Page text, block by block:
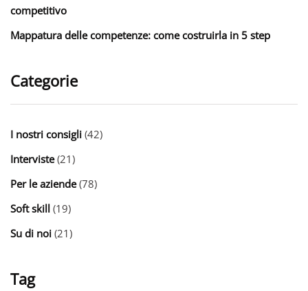
competitivo
Mappatura delle competenze: come costruirla in 5 step
Categorie
I nostri consigli (42)
Interviste(21)
Per le aziende(78)
Soft skill (19)
Su di noi (21)
Tag